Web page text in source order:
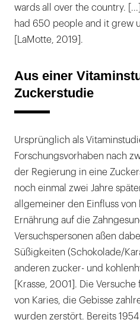
wards all over the country.
had 650 people and it grew
[LaMotte, 2019].
Aus einer
Zuckerstudie
Ursprünglich als
Forschungsvorhaben nach
der Regierung in eine
noch einmal zwei Jahre
allgemeiner den Einfluss
Ernährung auf die
Versuchspersonen aßen
Süßigkeiten (Schokolade/
anderen zucker- und
[Krasse, 2001]. Die
von Karies, die Gebisse
wurden zerstört. Bereits